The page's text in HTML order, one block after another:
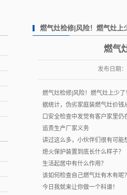
燃气灶检修|风险！燃气灶上
燃气
发布日期：
燃气灶检修|风险！燃气灶上少
据统计，伪劣家庭装燃气灶价钱
口安全检查中发觉有客户家里
追责生产厂家义务
讲过这么多，小伙伴们很有可能
熄火保护装置到底长什么样子？
生活起居中有什么作用？
该如何检查自己燃气灶有木有呢？
今日我就来让你做一个科谱！